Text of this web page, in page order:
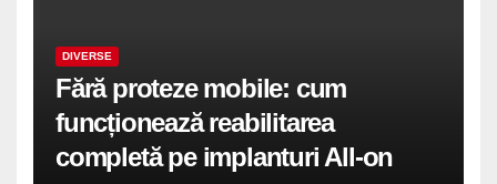
DIVERSE
Fără proteze mobile: cum
funcționează reabilitarea
completă pe implanturi All-on